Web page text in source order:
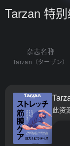
Tarzan 特
杂志名称
Tarzan（ターザン）
此资